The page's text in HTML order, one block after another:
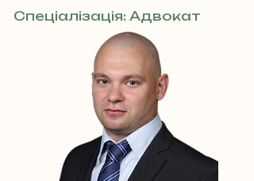
Спеціалізація: Адвокат